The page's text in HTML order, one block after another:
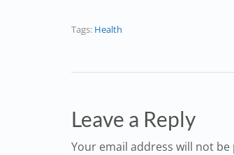
Tags: Health
Leave a Reply
Your email address will not